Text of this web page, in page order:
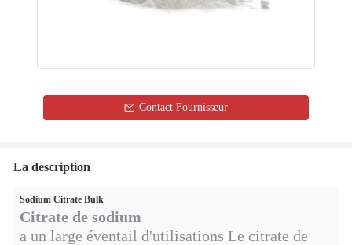
Contact Fournisseur
La description
Sodium Citrate Bulk
Citrate de sodium
a un large éventail d'utilisations Le citrate de